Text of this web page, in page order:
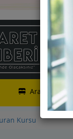
Araç İlanları
Kursu